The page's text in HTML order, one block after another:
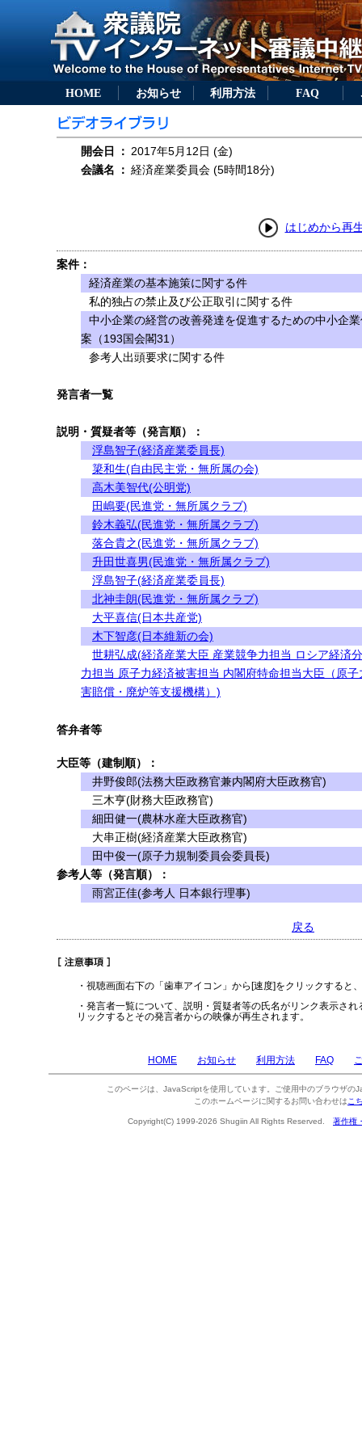
HOME お知らせ 利用方法 FAQ
開会日 ： 2017年5月12日 (金)
会議名
： 経済産業委員会 (5時間18分)
はじめから再
案件：
経済産業の基本施策に関する件
私的独占の禁止及び公正取引に関する件
中小企業の経営の改善発達を促進するための中小企
案（193国会閣31）
参考人出頭要求に関する件
発言者一覧
説明・質疑者等（発言順）：
浮島智子(経済産業委員長)
簗和生(自由民主党・無所属の会)
高木美智代(公明党)
田嶋要(民進党・無所属クラブ)
鈴木義弘(民進党・無所属クラブ)
落合貴之(民進党・無所属クラブ)
升田世喜男(民進党・無所属クラブ)
浮島智子(経済産業委員長)
北神圭朗(民進党・無所属クラブ)
大平喜信(日本共産党)
木下智彦(日本維新の会)
世耕弘成(経済産業大臣 産業競争力担当 ロシア経済
力担当 原子力経済被害担当 内閣府特命担当大臣（原子
害賠償・廃炉等支援機構）)
答弁者等
大臣等（建制順）：
井野俊郎(法務大臣政務官兼内閣府大臣政務官)
三木亨(財務大臣政務官)
細田健一(農林水産大臣政務官)
大串正樹(経済産業大臣政務官)
田中俊一(原子力規制委員会委員長)
参考人等（発言順）：
雨宮正佳(参考人 日本銀行理事)
戻る
・視聴画面右下の「歯車アイコン」から[速度]をクリックすると
・発言者一覧について、説明・質疑者等の氏名がリンク表示さ
リックするとその発言者からの映像が再生されます。
HOME お知らせ 利用方法 FAQ
このページは、JavaScriptを使用しています。ご使用中のブラウザの
このホームページに関するお問い合わせは こ
Copyright(C) 1999-2026 Shugiin All Rights Reserved. 著作権